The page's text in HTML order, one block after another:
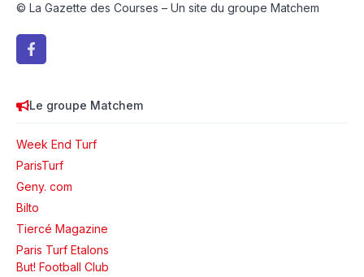
© La Gazette des Courses – Un site du groupe Matchem
Le groupe Matchem
Week End Turf
ParisTurf
Geny. com
Bilto
Tiercé Magazine
Paris Turf Etalons
But! Football Club